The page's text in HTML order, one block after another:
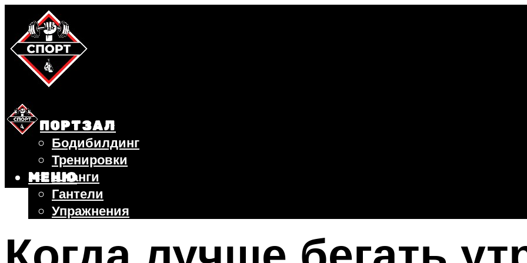
СПОРТЗАЛ
Бодибилдинг
Тренировки
Штанги
Гантели
Упражнения
БЕГ
МЕНЮ